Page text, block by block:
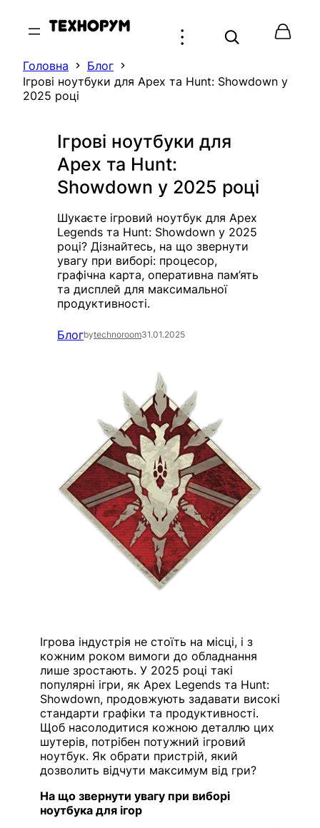
Головна
Блог
Ігрові ноутбуки для Apex та Hunt: Showdown у
2025 році
Ігрові ноутбуки для
Apex та Hunt:
Showdown у 2025 році
Шукаєте ігровий ноутбук для Apex
Legends та Hunt: Showdown у 2025
році? Дізнайтесь, на що звернути
увагу при виборі: процесор,
графічна карта, оперативна пам’ять
та дисплей для максимальної
продуктивності.
Блогbytechnoroom31.01.2025
Ігрова індустрія не стоїть на місці, і з
кожним роком вимоги до обладнання
лише зростають. У 2025 році такі
популярні ігри, як Apex Legends та Hunt:
Showdown, продовжують задавати високі
стандарти графіки та продуктивності.
Щоб насолодитися кожною деталлю цих
шутерів, потрібен потужний ігровий
ноутбук. Як обрати пристрій, який
дозволить відчути максимум від гри?
На що звернути увагу при виборі
ноутбука для ігор